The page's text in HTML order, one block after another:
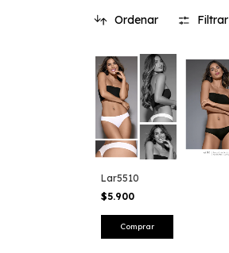
Ordenar Filtrar
Lar5510
$5.900